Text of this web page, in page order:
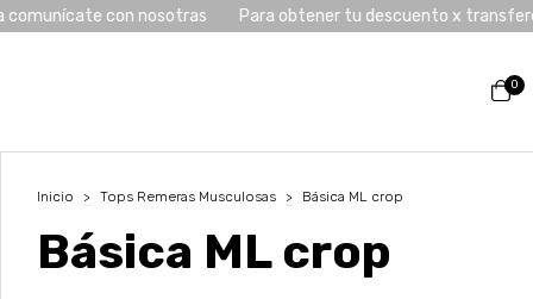
con nosotras Para obtener tu descuento x transferencia
0
Inicio > Tops Remeras Musculosas > Básica ML crop
Básica ML crop